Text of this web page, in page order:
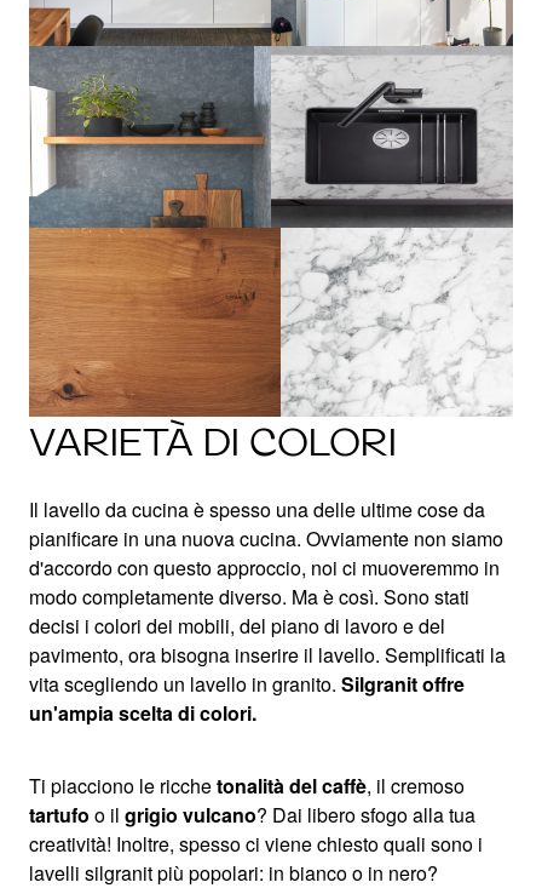
VARIETÀ DI COLORI
Il lavello da cucina è spesso una delle ultime cose da
pianificare in una nuova cucina. Ovviamente non siamo
d'accordo con questo approccio, noi ci muoveremmo in
modo completamente diverso. Ma è così. Sono stati
decisi i colori dei mobili, del piano di lavoro e del
pavimento, ora bisogna inserire il lavello. Semplificati la
vita scegliendo un lavello in granito. Silgranit offre
un'ampia scelta di colori.
Ti piacciono le ricchetonalità del caffè, il cremoso
tartufo o il grigio vulcano? Dai libero sfogo alla tua
creatività! Inoltre, spesso ci viene chiesto quali sono i
lavelli silgranit più popolari: in bianco o in nero?